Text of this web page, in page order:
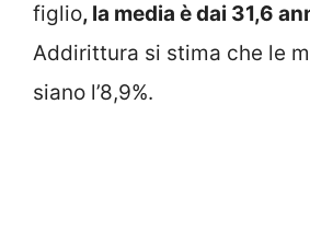
figlio, la media è dai 31,6
Addirittura si stima che le
siano l’8,9%.